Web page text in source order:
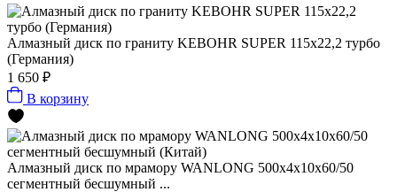
Алмазный диск по граниту KEBOHR SUPER 115x22,2 турбо
(Германия)
1 650 ₽
В корзину
Алмазный диск по мрамору WANLONG 500х4х10х60/50
сегментный бесшумный ...